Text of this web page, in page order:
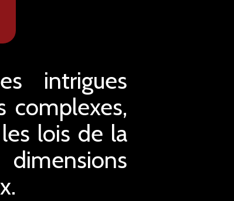
intrigues
complexes,
lois de la